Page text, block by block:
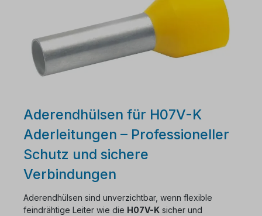
Aderendhülsen für H07V-K
Aderleitungen – Professioneller
Schutz und sichere
Verbindungen
Aderendhülsen sind unverzichtbar, wenn flexible
feindrähtige Leiter wie die H07V-K sicher und